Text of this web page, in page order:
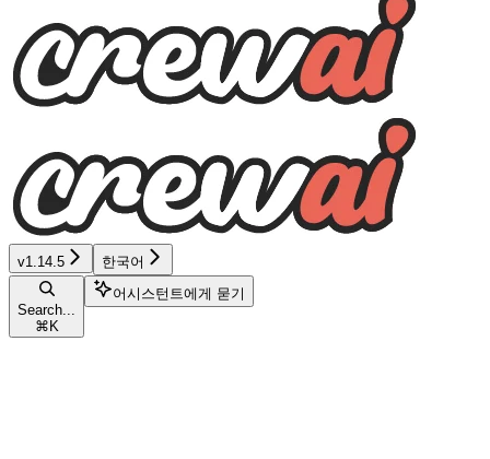
v1.14.5 한국어
Search...
⌘ K
어시스턴트에게 묻기